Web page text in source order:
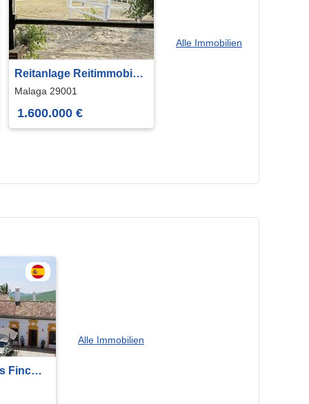
Reitanlage Reitimmobilie
10 Min zum Strand
Andalusien Malaga
Malaga 29001
1.600.000 €
Alle Immobilien
Finca
del
Alle Immobilien